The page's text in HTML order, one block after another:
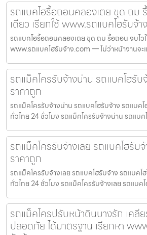
รถแบคโฮรื้อถอนคลองเตย ขุด ถม
เดียว เรียกใช้ www.รถแบคโฮรับจ้
รถแบคโฮรื้อถอนคลองเตย ขุด ถม รื้อถอน จบไว
www.รถแบคโฮรับจ้าง.com — ไม่ว่าหน้างานจ
รถแม็คโครรับจ้างน่าน รถแบคโฮรับ
ราคาถูก
รถแม็คโครรับจ้างน่าน รถแบคโฮรับจ้าง รถแบคโ
ทั่วไทย 24 ชั่วโมง รถแม็คโครรับจ้างน่าน รถแบค
รถแม็คโครรับจ้างเลย รถแบคโฮรับจ้
ราคาถูก
รถแม็คโครรับจ้างเลย รถแบคโฮรับจ้าง รถแบคโ
ทั่วไทย 24 ชั่วโมง รถแม็คโครรับจ้างเลย รถแบค
รถแม็คโครปรับหน้าดินบางรัก เคลี
ปลอดภัย ได้มาตรฐาน เรียกหา